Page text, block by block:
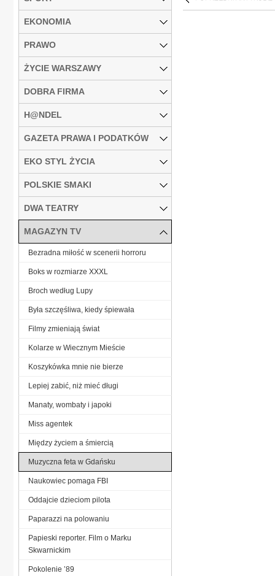
EKONOMIA
PRAWO
ŻYCIE WARSZAWY
DOBRA FIRMA
H@NDEL
GAZETA PRAWA I PODATKÓW
EKO STYL ŻYCIA
POLSKIE SMAKI
DWA TEATRY
MAGAZYN TV
Bezradna miłość w scenerii horroru
Boks w rozmiarze XXXL
Broch według Lupy
Była szczęśliwa, kiedy śpiewała
Filmy zmieniają świat
Kolarze w Wiecznym Mieście
Koszykówka mnie nie bierze
Lepiej zabić, niż mieć długi
Manaty, wombaty i japoki
Miss agentek
Między życiem a śmiercią
Muzyczna feta w Gdańsku
Naukowiec pomaga FBI
Oddajcie dzieciom pilota
Paparazzi na polowaniu
Papieski reporter. Film o Marku
Skwarnickim
Pokolenie ’89